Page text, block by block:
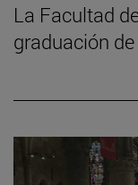
La Facultad
graduación